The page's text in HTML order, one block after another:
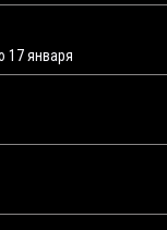
17 января